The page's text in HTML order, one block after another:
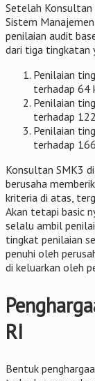
Setelah Konsultan
Sistem
penilaian audit
dari tiga tingkatan
Penilaian
terhadap 64
Penilaian
terhadap
Penilaian
terhadap
Konsultan SMK3
berusaha
kriteria di atas,
Akan tetapi basic
selalu ambil
tingkat penilaian
penuhi oleh
di keluarkan oleh
RI
Bentuk